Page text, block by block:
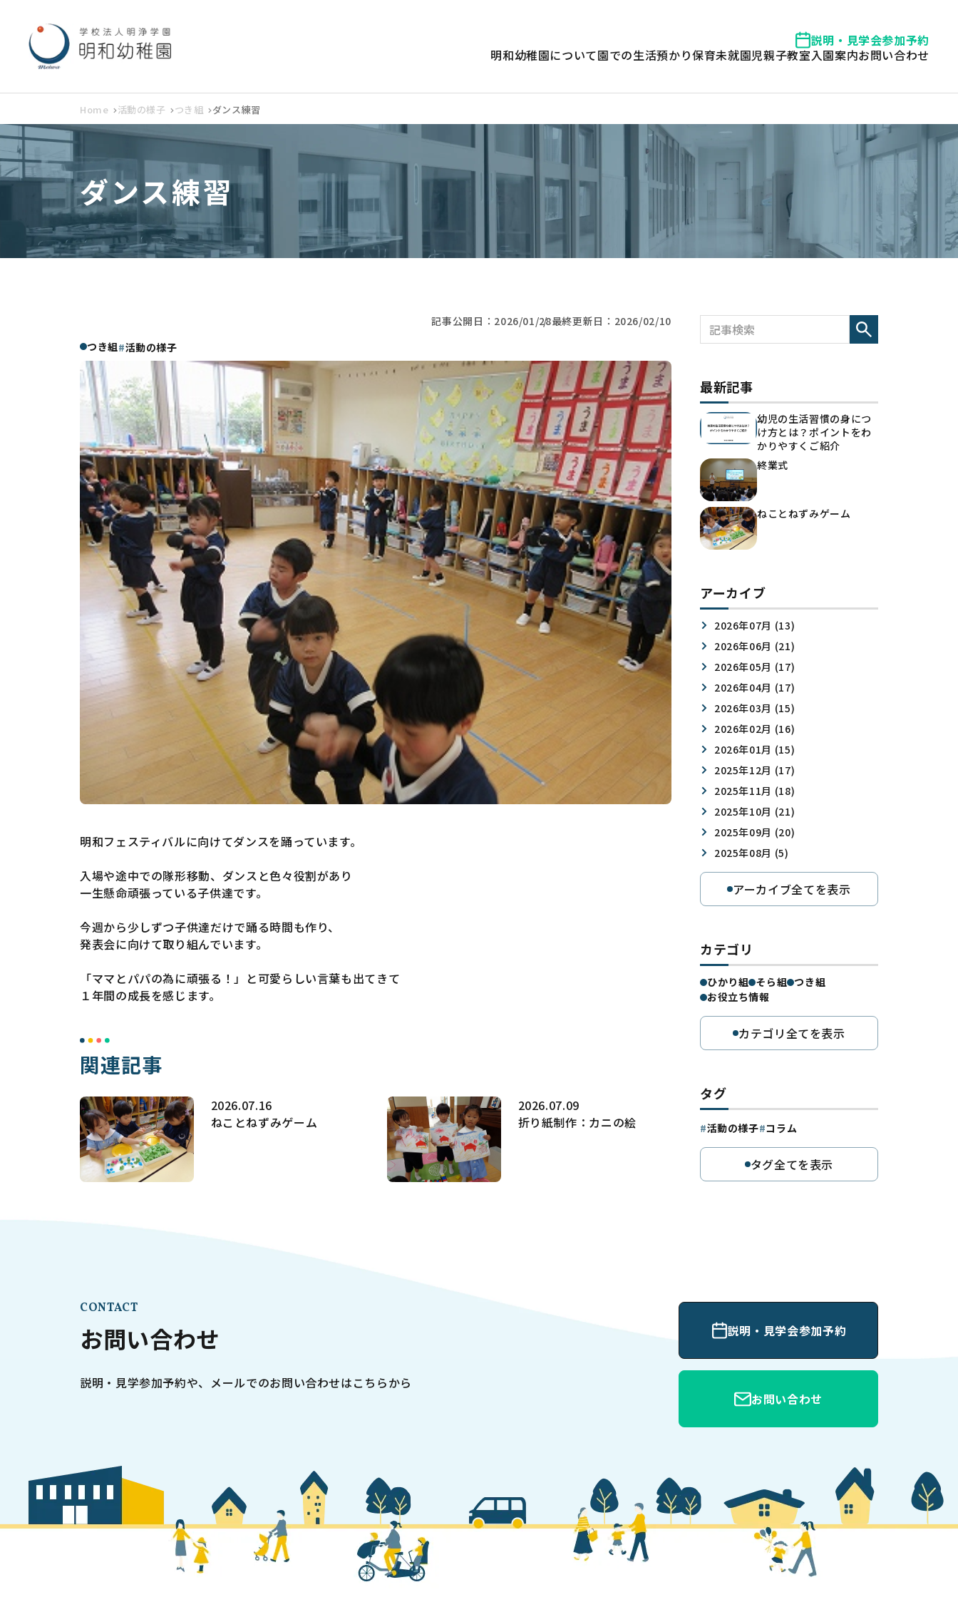
明和幼稚園について園での生活預かり保育未就園児親子教室入園案内お問い合わせ
説明・見学会参加予約
Home 活動の様子 つき組 ダンス練習
ダンス練習
記事公開日： 2026/01/28最終更新日： 2026/02/10
つき組 活動の様子
明和フェスティバルに向けてダンスを踊っています。
入場や途中での隊形移動、ダンスと色々役割があり
一生懸命頑張っている子供達です。
今週から少しずつ子供達だけで踊る時間も作り、
発表会に向けて取り組んでいます。
「ママとパパの為に頑張る！」と可愛らしい言葉も出てきて
１年間の成長を感じます。
関連記事
2026.07.16
ねことねずみゲーム
2026.07.09
折り紙制作：カニの絵
最新記事
幼児の生活習慣の身につ
け方とは？ポイントをわ
かりやすくご紹介
終業式
ねことねずみゲーム
アーカイブ
2026年07月 (13)
2026年06月 (21)
2026年05月 (17)
2026年04月 (17)
2026年03月 (15)
2026年02月 (16)
2026年01月 (15)
2025年12月 (17)
2025年11月 (18)
2025年10月 (21)
2025年09月 (20)
2025年08月 (5)
アーカイブ全てを表示
カテゴリ
ひかり組 そら組 つき組
お役立ち情報
カテゴリ全てを表示
タグ
活動の様子 コラム
タグ全てを表示
CONTACT
お問い合わせ
説明・見学参加予約や、メールでのお問い合わせはこちらから
説明・見学会参加予約
お問い合わせ